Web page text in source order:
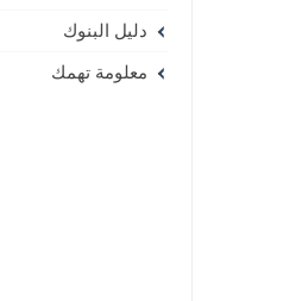
دليل البنوك
معلومة تهمك